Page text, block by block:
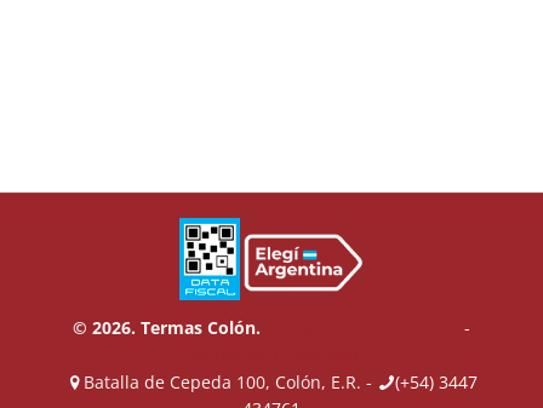
© 2026. Termas Colón.
-
Batalla de Cepeda 100, Colón, E.R. -
(+54) 3447